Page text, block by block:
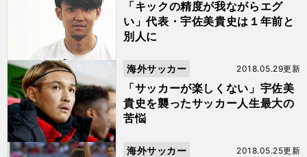
「キックの精度が我ながらエグ
い」代表・宇佐美貴史は１年前と
別人に
「サッカーが楽しくない」宇佐美
貴史を襲ったサッカー人生最大の
苦悩
2018.05.29更新
海外サッカー
2018.05.25更新
海外サッカー